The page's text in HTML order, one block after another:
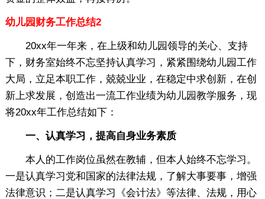
幼儿园财务工作总结2
20xx年一年来，在上级和幼儿园领导的关心、支持
下，财务室始终不忘坚持认真学习，紧紧围绕幼儿园工作
大局，立足本职工作，兢兢业业，在稳定中求创新，在创
新上求发展，创造出一流工作业绩为幼儿园教学服务，现
将20xx年工作总结如下：
一、认真学习，提高自身业务素质
本人的工作岗位虽然在教辅，但本人始终不忘学习。
一是认真学习党和国家的法律法规，了解大事要事，增强
法律意识；二是认真学习《会计法》等法律、法规，用心